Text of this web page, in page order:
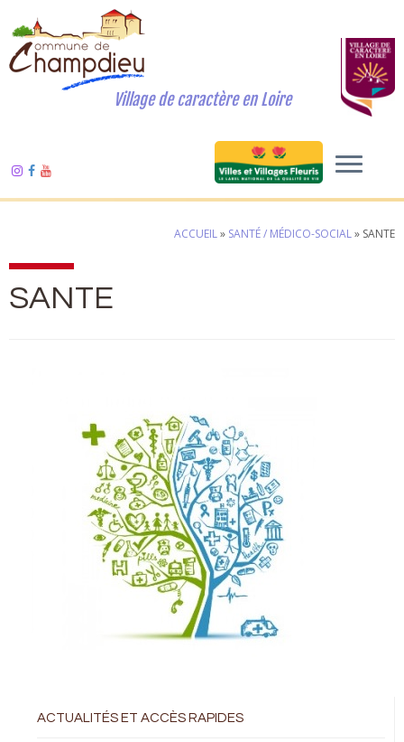
Village de caractère en Loire
ACCUEIL» SANTÉ / MÉDICO-SOCIAL» SANTE
SANTE
ACTUALITÉS ET ACCÈS RAPIDES